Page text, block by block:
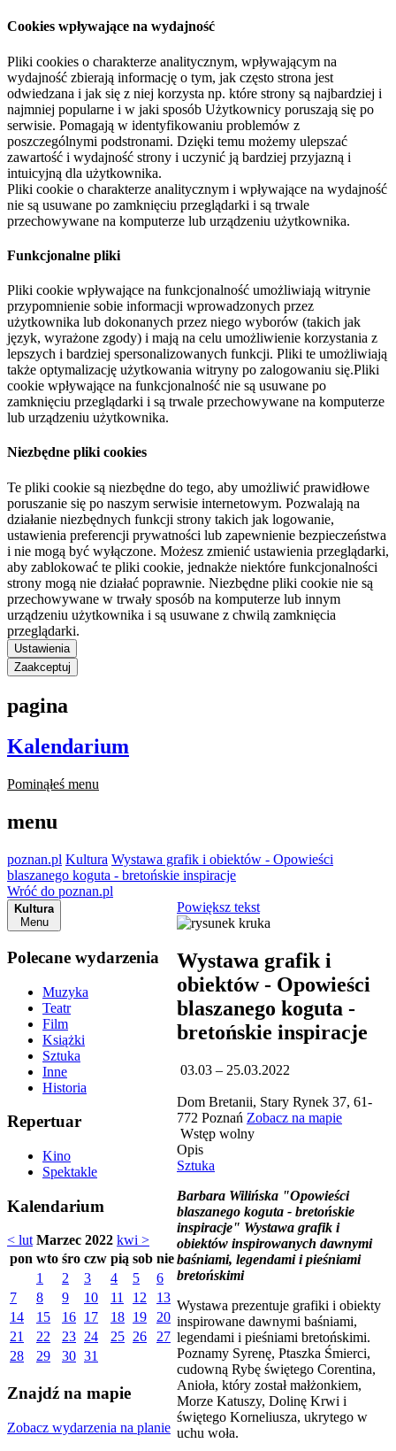
Cookies wpływające na wydajność
Pliki cookies o charakterze analitycznym, wpływającym na
wydajność zbierają informację o tym, jak często strona jest
odwiedzana i jak się z niej korzysta np. które strony są najbardziej i
najmniej popularne i w jaki sposób Użytkownicy poruszają się po
serwisie. Pomagają w identyfikowaniu problemów z
poszczególnymi podstronami. Dzięki temu możemy ulepszać
zawartość i wydajność strony i uczynić ją bardziej przyjazną i
intuicyjną dla użytkownika.
Pliki cookie o charakterze analitycznym i wpływające na wydajność
nie są usuwane po zamknięciu przeglądarki i są trwale
przechowywane na komputerze lub urządzeniu użytkownika.
Funkcjonalne pliki
Pliki cookie wpływające na funkcjonalność umożliwiają witrynie
przypomnienie sobie informacji wprowadzonych przez
użytkownika lub dokonanych przez niego wyborów (takich jak
język, wyrażone zgody) i mają na celu umożliwienie korzystania z
lepszych i bardziej spersonalizowanych funkcji. Pliki te umożliwiają
także optymalizację użytkowania witryny po zalogowaniu się.Pliki
cookie wpływające na funkcjonalność nie są usuwane po
zamknięciu przeglądarki i są trwale przechowywane na komputerze
lub urządzeniu użytkownika.
Niezbędne pliki cookies
Te pliki cookie są niezbędne do tego, aby umożliwić prawidłowe
poruszanie się po naszym serwisie internetowym. Pozwalają na
działanie niezbędnych funkcji strony takich jak logowanie,
ustawienia preferencji prywatności lub zapewnienie bezpieczeństwa
i nie mogą być wyłączone. Możesz zmienić ustawienia przeglądarki,
aby zablokować te pliki cookie, jednakże niektóre funkcjonalności
strony mogą nie działać poprawnie. Niezbędne pliki cookie nie są
przechowywane w trwały sposób na komputerze lub innym
urządzeniu użytkownika i są usuwane z chwilą zamknięcia
przeglądarki.
Ustawienia
Zaakceptuj
pagina
Kalendarium
Pominąłeś menu
menu
poznan.pl Kultura Wystawa grafik i obiektów - Opowieści
blaszanego koguta - bretońskie inspiracje
Wróć do poznan.pl
Kultura
Menu
Polecane wydarzenia
Muzyka
Teatr
Film
Książki
Sztuka
Inne
Historia
Repertuar
Kino
Spektakle
Kalendarium
< lut Marzec 2022 kwi >
pon wto śro czw pią sob nie
1
2 3 4 5
6
7
8 9 10 11 12
13
14
15 16 17 18 19
20
21
22 23 24 25 26
27
28
29 30 31
Znajdź na mapie
Zobacz wydarzenia na planie
Powiększ tekst
Wystawa grafik i
obiektów - Opowieści
blaszanego koguta -
bretońskie inspiracje
03.03 – 25.03.2022
Dom Bretanii, Stary Rynek 37, 61-
772 Poznań Zobacz na mapie
Wstęp wolny
Opis
Sztuka
Barbara Wilińska "Opowieści
blaszanego koguta - bretońskie
inspiracje" Wystawa grafik i
obiektów inspirowanych dawnymi
baśniami, legendami i pieśniami
bretońskimi
Wystawa prezentuje grafiki i obiekty
inspirowane dawnymi baśniami,
legendami i pieśniami bretońskimi.
Poznamy Syrenę, Ptaszka Śmierci,
cudowną Rybę świętego Corentina,
Anioła, który został małżonkiem,
Morze Katuszy, Dolinę Krwi i
świętego Korneliusza, ukrytego w
uchu woła.